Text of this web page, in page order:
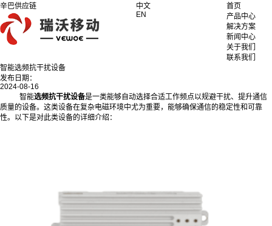
辛巴供应链
中文
EN
首页
产品中心
解决方案
新闻中心
关于我们
联系我们
智能选频抗干扰设备
发布日期：
2024-08-16
智能选频抗干扰设备是一类能够自动选择合适工作频点以规避干扰、提升通信
质量的设备。这类设备在复杂电磁环境中尤为重要，能够确保通信的稳定性和可靠
性。以下是对此类设备的详细介绍：